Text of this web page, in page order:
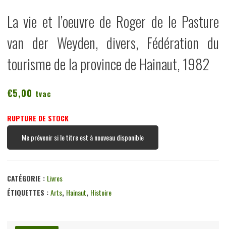
La vie et l’oeuvre de Roger de le Pasture
van der Weyden, divers, Fédération du
tourisme de la province de Hainaut, 1982
€5,00 tvac
RUPTURE DE STOCK
Me prévenir si le titre est à nouveau disponible
CATÉGORIE : Livres
ÉTIQUETTES :Arts, Hainaut, Histoire